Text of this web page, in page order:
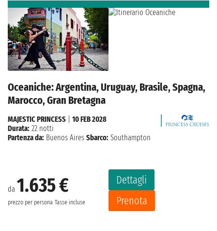
Oceaniche: Argentina, Uruguay, Brasile, Spagna,
Marocco, Gran Bretagna
da 1.635 €
prezzo per persona Tasse incluse
Dettagli
Prenota
MAJESTIC PRINCESS
10 FEB 2028
Durata: 22 notti
Partenza da: Buenos Aires Sbarco: Southampton